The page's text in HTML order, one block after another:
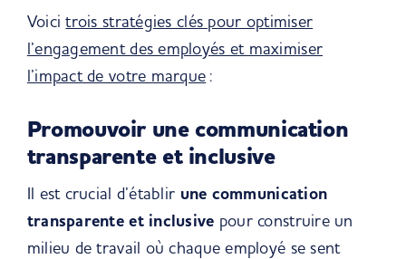
Voicitrois stratégies clés pour optimiser
l’engagement des employés et maximiser
l’impact de votre marque :
Promouvoir une communication
transparente et inclusive
Il est crucial d’établir une communication
transparente et inclusive pour construire un
milieu de travail où chaque employé se sent